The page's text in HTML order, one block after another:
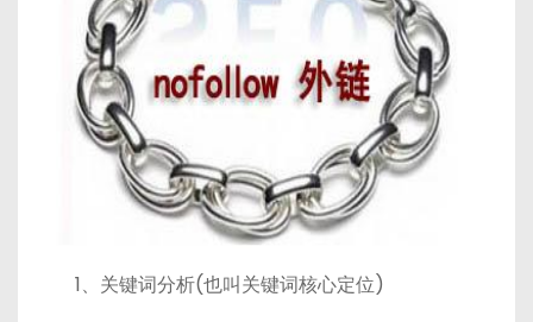
1、关键词分析(也叫关键词核心定位)